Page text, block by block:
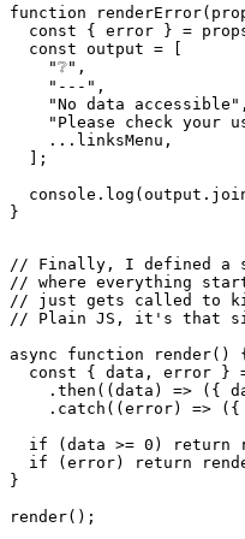
const linksMenu = [
  "---",
`🔮 Open dashboard |
`🔥 Made by
function
const { error } =
  const output = [
    "---",
    "No data accessible",
  ];
}
// Finally, I defined a
// where everything
// just gets called to
async function render()
const { data, error }
.catch((error) => ({